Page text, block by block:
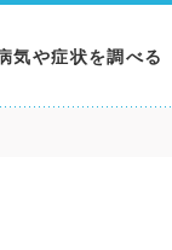
気や症状を調べる
病気を調べる